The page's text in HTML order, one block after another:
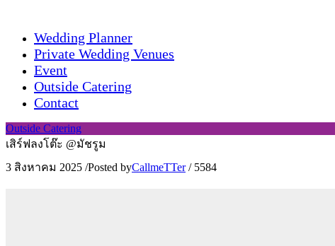
Wedding Planner
Private Wedding Venues
Event
Outside Catering
Contact
Outside Catering
เสิร์ฟลงโต๊ะ @มัชรูม
3 สิงหาคม 2025 /Posted byCallmeTTer / 5584